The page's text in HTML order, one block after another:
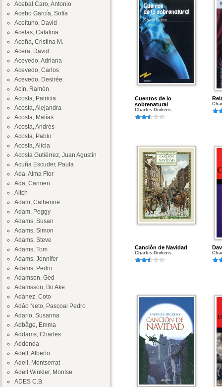
Acebal Caro, Antonio
Acebo García, Sofía
Aceituno, David
Acelas, Catalina
Aceña, Cristina M.
Acera, David
Acevedo, Adriana
Acevedo, Carlos
Acevedo, Desirée
Acín, Ramón
Acosta, Patricia
Acosta, Alejandra
Acosta, Matías
Acosta, Andrés
Acosta, Pablo
Acosta, Alicia
Acosta Gutiérrez, Juan Agustín
Acuña Escuder, Paula
Ada, Alma Flor
Ada, Carmen
Aitch
Adam, Catherine
Adam, Peggy
Adams, Susan
Adams, Simon
Adams, Steve
Adams, Tom
Adams, Jennifer
Adams, Pedro
Adamson, Ged
Adamsson, Bo Ake
Adánez, Coto
Adâo Neto, Pascoal Pedro
Adario, Susanna
Adbåge, Emma
Addams, Charles
Addenda
Adell, Alberto
Adell, Montserrat
Adell Winkler, Montse
ADES C.B.
Cuentos de lo
sobrenatural
Charles Dickens
Canción de Navidad
Charles Dickens